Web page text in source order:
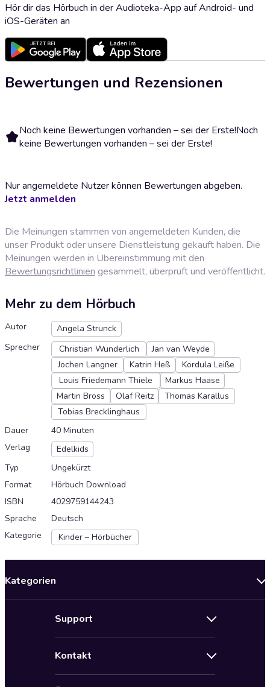
Hör dir das Hörbuch in der Audioteka-App auf Android- und
iOS-Geräten an
Bewertungen und Rezensionen
Noch keine Bewertungen vorhanden – sei der Erste!Noch
keine Bewertungen vorhanden – sei der Erste!
Nur angemeldete Nutzer können Bewertungen abgeben.
Jetzt anmelden
Die Meinungen stammen von angemeldeten Kunden, die
unser Produkt oder unsere Dienstleistung gekauft haben. Die
Meinungen werden in Übereinstimmung mit den
Bewertungsrichtlinien gesammelt, überprüft und veröffentlicht.
Mehr zu dem Hörbuch
Autor
Angela Strunck
Sprecher
Christian Wunderlich
Jan van Weyde
Jochen Langner
Katrin Heß
Kordula Leiße
Louis Friedemann Thiele
Markus Haase
Martin Bross
Olaf Reitz
Thomas Karallus
Tobias Brecklinghaus
Dauer
40 Minuten
Verlag
Edelkids
Typ
Ungekürzt
Format
Hörbuch Download
ISBN
4029759144243
Sprache
Deutsch
Kategorie
Kinder – Hörbücher
Kategorien
Support
Kontakt